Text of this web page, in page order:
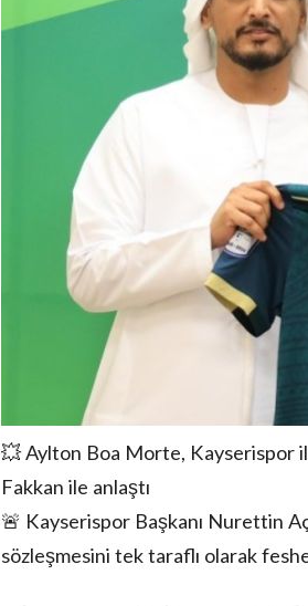
💥 Aylton Boa Morte, Kayserispor
Fakkan ile anlaştı
🚨 Kayserispor Başkanı Nurettin
sözleşmesini tek taraflı olarak